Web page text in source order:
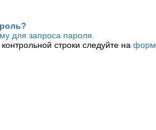
для запроса пароля.
строки следуйте на